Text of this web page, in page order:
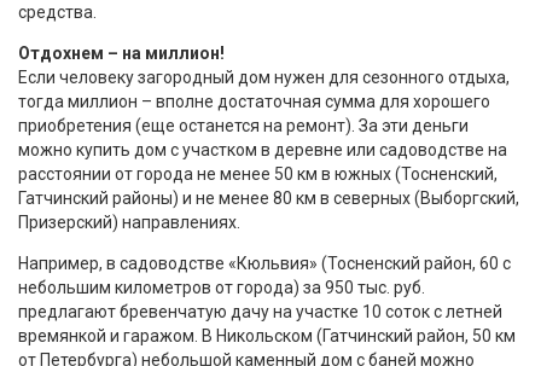
средства.
Отдохнем – на миллион!
Если человеку загородный дом нужен для сезонного отдыха,
тогда миллион – вполне достаточная сумма для хорошего
приобретения (еще останется на ремонт). За эти деньги
можно купить дом с участком в деревне или садоводстве на
расстоянии от города не менее 50 км в южных (Тосненский,
Гатчинский районы) и не менее 80 км в северных (Выборгский,
Призерский) направлениях.
Например, в садоводстве «Кюльвия» (Тосненский район, 60 с
небольшим километров от города) за 950 тыс. руб.
предлагают бревенчатую дачу на участке 10 соток с летней
времянкой и гаражом. В Никольском (Гатчинский район, 50 км
от Петербурга) небольшой каменный дом с баней можно